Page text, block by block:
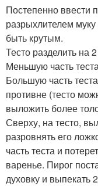
Постепенно ввести
разрыхлителем
быть крутым.
Тесто разделить на
Меньшую часть
Большую часть
противне (тесто
выложить более
Сверху, на тесто,
разровнять его
часть теста и
варенье. Пирог
духовку и выпекать